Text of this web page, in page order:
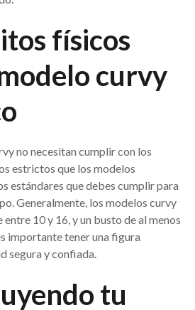
físicos
curvy
no necesitan cumplir con los
estrictos que los modelos
estándares que debes cumplir para
Generalmente, los modelos curvy
10 y 16, y un busto de al menos
importante tener una figura
segura y confiada.
tu